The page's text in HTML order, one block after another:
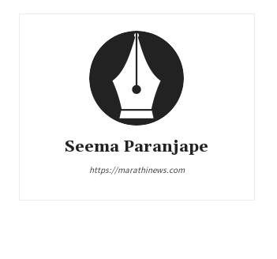
Seema Paranjape
https://marathinews.com